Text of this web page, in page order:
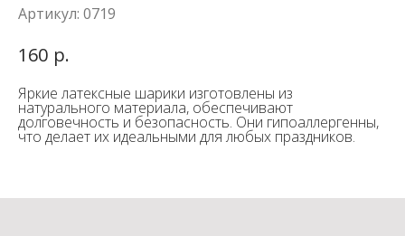
Артикул: 0719
160 р.
Яркие латексные шарики изготовлены из
натурального материала, обеспечивают
долговечность и безопасность. Они гипоаллергенны,
что делает их идеальными для любых праздников.